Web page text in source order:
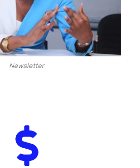
Newsletter